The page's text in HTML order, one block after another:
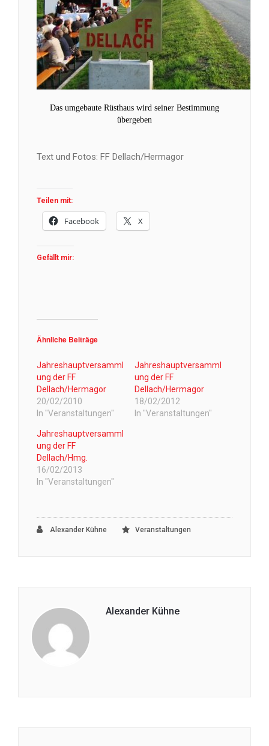
Das umgebaute Rüsthaus wird seiner Bestimmung
übergeben
Text und Fotos: FF Dellach/Hermagor
Teilen mit:
Facebook X
Gefällt mir:
Ähnliche Beiträge
Jahreshauptversamml
ung der FF
Dellach/Hermagor
20/02/2010
In "Veranstaltungen"
Jahreshauptversamml
ung der FF
Dellach/Hermagor
18/02/2012
In "Veranstaltungen"
Jahreshauptversamml
ung der FF
Dellach/Hmg.
16/02/2013
In "Veranstaltungen"
Alexander Kühne Veranstaltungen
Alexander Kühne